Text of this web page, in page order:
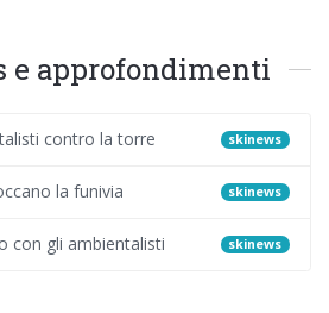
e approfondimenti
contro la torre skinews
la funivia skinews
con gli ambientalisti skinews